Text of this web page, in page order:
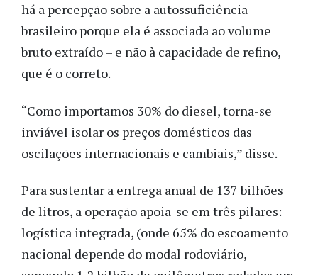
há a percepção sobre a autossuficiência
brasileiro porque ela é associada ao volume
bruto extraído – e não à capacidade de refino,
que é o correto.
“Como importamos 30% do diesel, torna-se
inviável isolar os preços domésticos das
oscilações internacionais e cambiais,” disse.
Para sustentar a entrega anual de 137 bilhões
de litros, a operação apoia-se em três pilares:
logística integrada, (onde 65% do escoamento
nacional depende do modal rodoviário,